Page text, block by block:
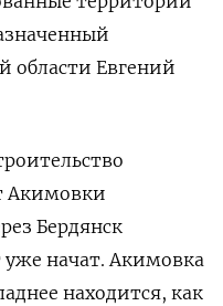
области Евгений
Акимовки
Бердянск
уже начат. Акимовка
находится, как